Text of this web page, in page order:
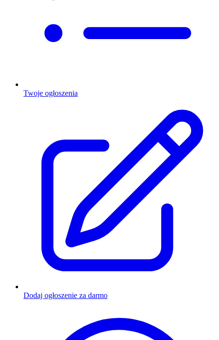
Twoje ogłoszenia
Dodaj ogłoszenie za darmo